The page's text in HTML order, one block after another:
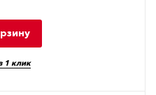
1 клик